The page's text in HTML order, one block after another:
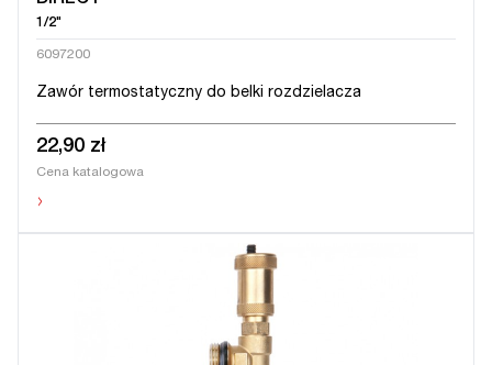
1/2"
6097200
Zawór termostatyczny do belki rozdzielacza
22,90 zł
Cena katalogowa
›